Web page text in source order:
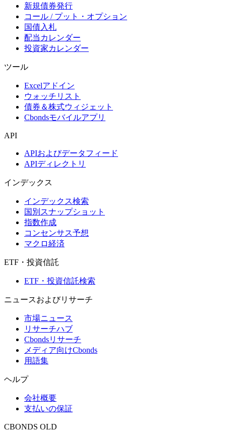
新規債券発行
コール / プット・オプション
国債入札
配当カレンダー
投資家カレンダー
ツール
Excelアドイン
ウォッチリスト
債券＆株式ウィジェット
Cbondsモバイルアプリ
API
APIおよびデータフィード
APIディレクトリ
インデックス
インデックス検索
国別スナップショット
指数作成
コンセンサス予想
マクロ経済
ETF・投資信託
ETF・投資信託検索
ニュースおよびリサーチ
市場ニュース
リサーチハブ
Cbondsリサーチ
メディア向けCbonds
用語集
ヘルプ
会社概要
支払いの保証
CBONDS OLD